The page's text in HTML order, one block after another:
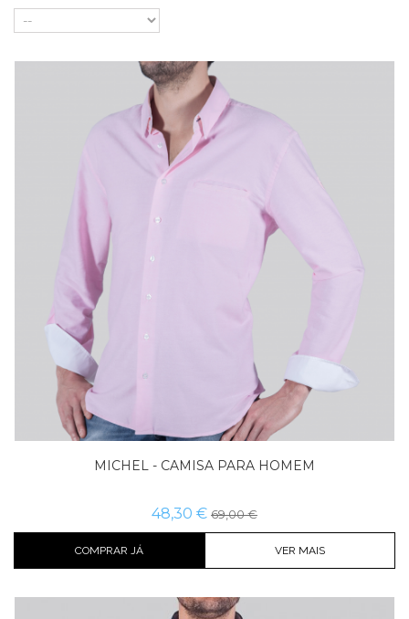
MICHEL - CAMISA PARA HOMEM
48,30 € 69,00 €
COMPRAR JÁ VER MAIS